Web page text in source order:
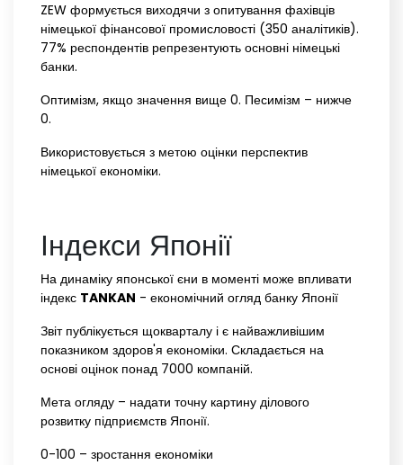
ZEW формується виходячи з опитування фахівців
німецької фінансової промисловості (350 аналітиків).
77% респондентів репрезентують основні німецькі
банки.
Оптимізм, якщо значення вище 0. Песимізм – нижче
0.
Використовується з метою оцінки перспектив
німецької економіки.
Індекси Японії
На динаміку японської єни в моменті може впливати
індекс TANKAN - економічний огляд банку Японії
Звіт публікується щокварталу і є найважливішим
показником здоров'я економіки. Складається на
основі оцінок понад 7000 компаній.
Мета огляду – надати точну картину ділового
розвитку підприємств Японії.
0-100 – зростання економіки